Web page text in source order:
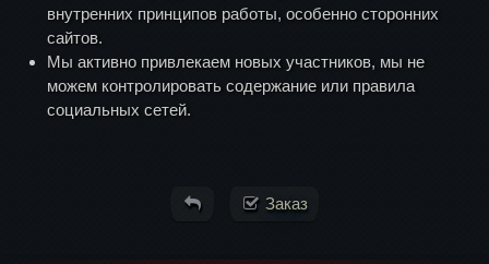
внутренних принципов работы, особенно сторонних
сайтов.
Мы активно привлекаем новых участников, мы не
можем контролировать содержание или правила
социальных сетей.
Заказ